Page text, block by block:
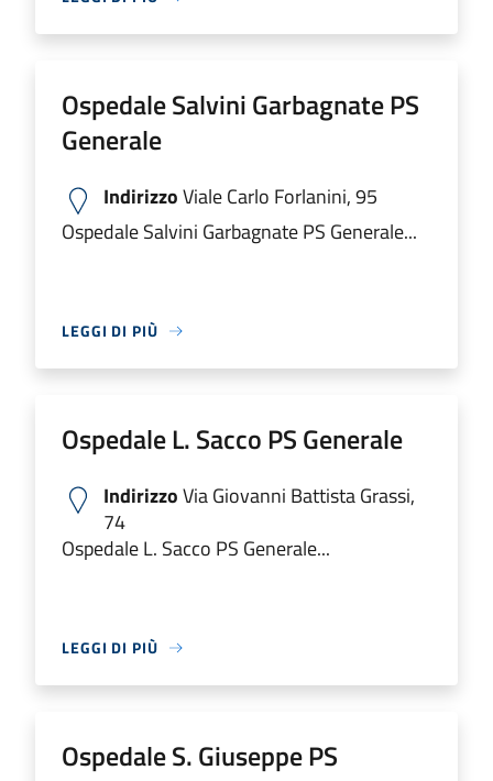
Ospedale Salvini Garbagnate PS
Generale
IndirizzoViale Carlo Forlanini, 95
Ospedale Salvini Garbagnate PS Generale...
LEGGI DI PIÙ
Ospedale L. Sacco PS Generale
IndirizzoVia Giovanni Battista Grassi,
74
Ospedale L. Sacco PS Generale...
LEGGI DI PIÙ
Ospedale S. Giuseppe PS